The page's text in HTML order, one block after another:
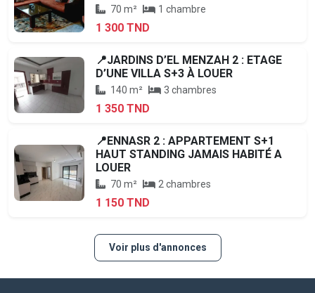
70 m² 1 chambre
1 300 TND
📍JARDINS D’EL MENZAH 2 : ETAGE
D’UNE VILLA S+3 À LOUER
140 m² 3 chambres
1 350 TND
📍ENNASR 2 : APPARTEMENT S+1
HAUT STANDING JAMAIS HABITÉ A
LOUER
70 m² 2 chambres
1 150 TND
Voir plus d'annonces